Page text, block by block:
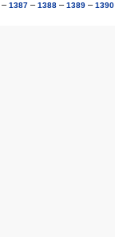
– 1387 – 1388 – 1389 – 1390